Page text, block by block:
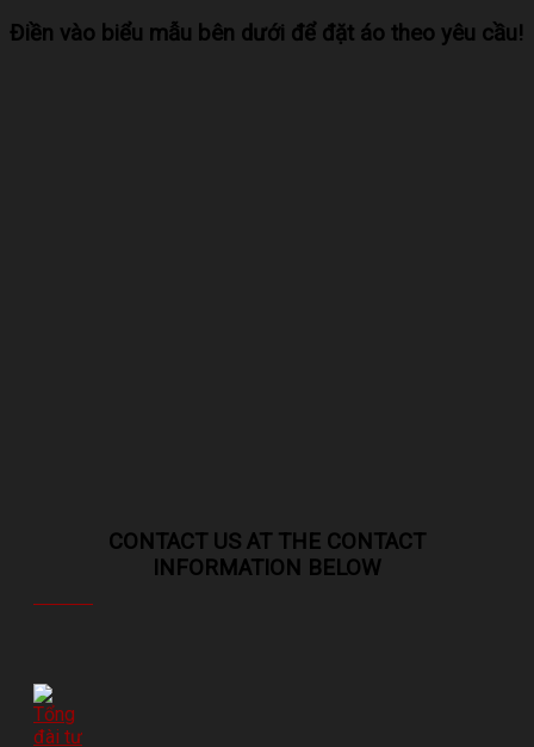
Điền vào biểu mẫu bên dưới để đặt áo theo yêu cầu!
CONTACT US AT THE CONTACT
INFORMATION BELOW